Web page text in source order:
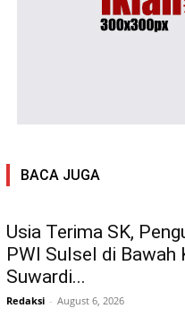
BACA JUGA
Usia Terima SK,
PWI Sulsel di Bawah
Suwardi...
Redaksi - August 6, 2026